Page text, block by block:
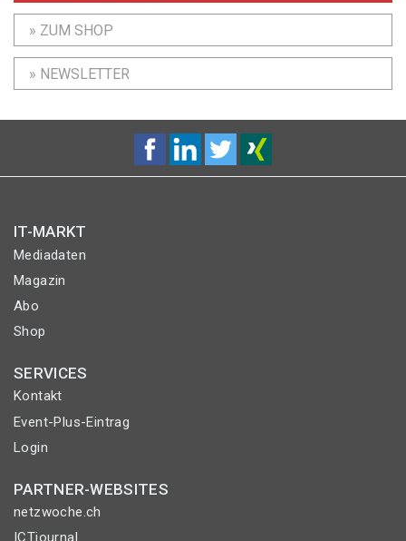
» ZUM SHOP
» NEWSLETTER
IT-MARKT
Mediadaten
Magazin
Abo
Shop
SERVICES
Kontakt
Event-Plus-Eintrag
Login
PARTNER-WEBSITES
netzwoche.ch
ICTjournal